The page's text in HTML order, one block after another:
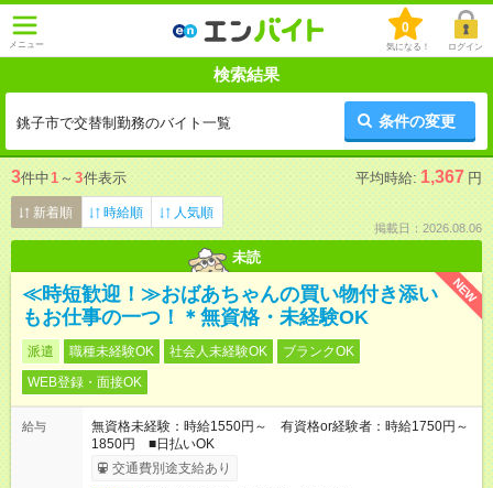
メニュー
0
気になる！ ログイン
検索結果
銚子市で交替制勤務のバイト一覧 条件の変更
3件中1 ～ 3件表示 平均時給: 1,367 円
新着順 時給順 人気順
掲載日：2026.08.06
未読
NEW
≪時短歓迎！≫おばあちゃんの買い物付き添い
もお仕事の一つ！＊無資格・未経験OK
派遣 職種未経験OK 社会人未経験OK
ブランクOK
WEB登録・面接OK
給与
無資格未経験：時給1550円～ 有資格or経験者：時給1750円～
1850円 ■日払いOK
交通費別途支給あり